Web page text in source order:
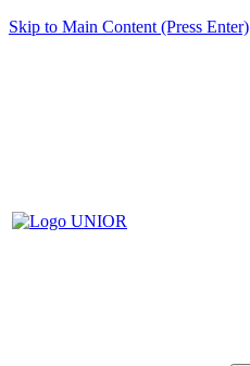
Skip to Main Content (Press Enter)